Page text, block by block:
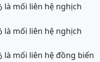
là mối liên hệ nghịch
là mối liên hệ nghịch
là mối liên hệ đồng biến